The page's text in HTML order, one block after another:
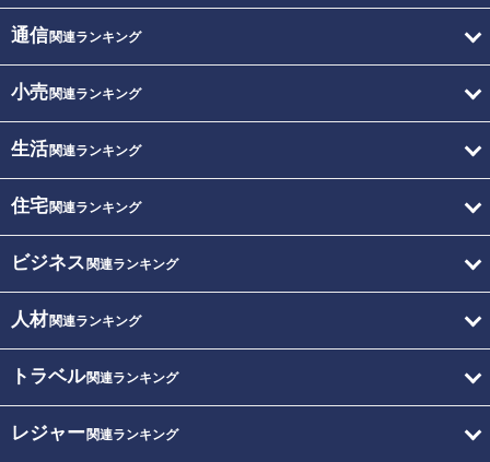
通信関連ランキング
小売関連ランキング
生活関連ランキング
住宅関連ランキング
ビジネス 関連ランキング
人材関連ランキング
トラベル関連ランキング
レジャー関連ランキング